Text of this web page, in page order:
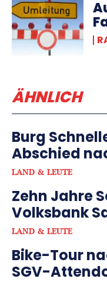
ÄHNLICH
Burg
Abschied
LAND & LEUTE
Zehn Jahre
Volksbank
LAND & LEUTE
Bike-Tour
SGV-